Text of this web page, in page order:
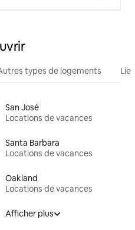
types de logements
San José
Locations de vacances
Santa Barbara
Locations de vacances
Oakland
Locations de vacances
Afficher plus